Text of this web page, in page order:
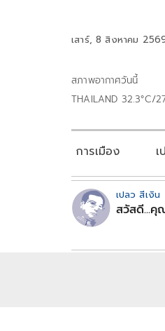
เสาร์, 8 สิงหาคม
สภาพอากาศวันนี้
THAILAND 32.3°C/
การเมือง
เปลว สีเงิน
สวัสดี...คุ